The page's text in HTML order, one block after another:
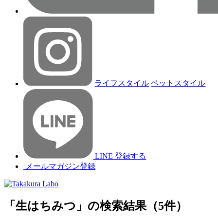
ライフスタイル ペットスタイル
LINE 登録する
メールマガジン登録
「生はちみつ」の検索結果（5件）